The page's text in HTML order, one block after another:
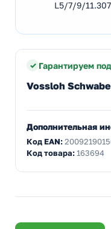
L5/7/9/
Гарантируем
Vossloh Schwabe
Дополнительная
Код EAN:
Код товара:163694